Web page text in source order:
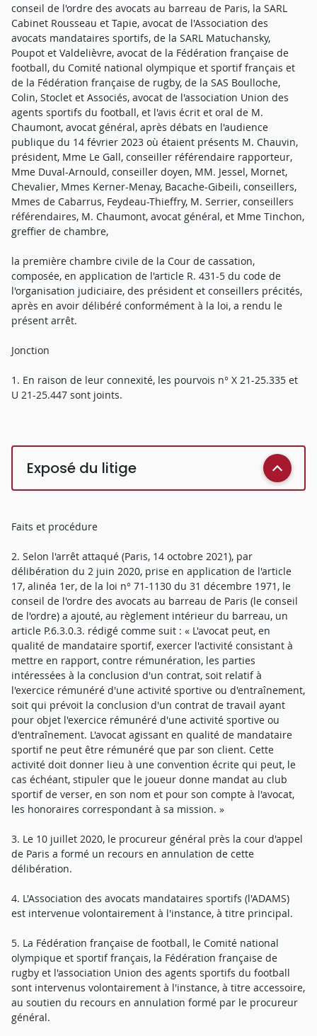
conseil de l'ordre des avocats au barreau de Paris, la SARL
Cabinet Rousseau et Tapie, avocat de l'Association des
avocats mandataires sportifs, de la SARL Matuchansky,
Poupot et Valdelièvre, avocat de la Fédération française de
football, du Comité national olympique et sportif français et
de la Fédération française de rugby, de la SAS Boulloche,
Colin, Stoclet et Associés, avocat de l'association Union des
agents sportifs du football, et l'avis écrit et oral de M.
Chaumont, avocat général, après débats en l'audience
publique du 14 février 2023 où étaient présents M. Chauvin,
président, Mme Le Gall, conseiller référendaire rapporteur,
Mme Duval-Arnould, conseiller doyen, MM. Jessel, Mornet,
Chevalier, Mmes Kerner-Menay, Bacache-Gibeili, conseillers,
Mmes de Cabarrus, Feydeau-Thieffry, M. Serrier, conseillers
référendaires, M. Chaumont, avocat général, et Mme Tinchon,
greffier de chambre,
la première chambre civile de la Cour de cassation,
composée, en application de l'article R. 431-5 du code de
l'organisation judiciaire, des président et conseillers précités,
après en avoir délibéré conformément à la loi, a rendu le
présent arrêt.
Jonction
1. En raison de leur connexité, les pourvois n° X 21-25.335 et
U 21-25.447 sont joints.
Exposé du litige
Faits et procédure
2. Selon l'arrêt attaqué (Paris, 14 octobre 2021), par
délibération du 2 juin 2020, prise en application de l'article
17, alinéa 1er, de la loi n° 71-1130 du 31 décembre 1971, le
conseil de l'ordre des avocats au barreau de Paris (le conseil
de l'ordre) a ajouté, au règlement intérieur du barreau, un
article P.6.3.0.3. rédigé comme suit : « L'avocat peut, en
qualité de mandataire sportif, exercer l'activité consistant à
mettre en rapport, contre rémunération, les parties
intéressées à la conclusion d'un contrat, soit relatif à
l'exercice rémunéré d'une activité sportive ou d'entraînement,
soit qui prévoit la conclusion d'un contrat de travail ayant
pour objet l'exercice rémunéré d'une activité sportive ou
d'entraînement. L'avocat agissant en qualité de mandataire
sportif ne peut être rémunéré que par son client. Cette
activité doit donner lieu à une convention écrite qui peut, le
cas échéant, stipuler que le joueur donne mandat au club
sportif de verser, en son nom et pour son compte à l'avocat,
les honoraires correspondant à sa mission. »
3. Le 10 juillet 2020, le procureur général près la cour d'appel
de Paris a formé un recours en annulation de cette
délibération.
4. L'Association des avocats mandataires sportifs (l'ADAMS)
est intervenue volontairement à l'instance, à titre principal.
5. La Fédération française de football, le Comité national
olympique et sportif français, la Fédération française de
rugby et l'association Union des agents sportifs du football
sont intervenus volontairement à l'instance, à titre accessoire,
au soutien du recours en annulation formé par le procureur
général.